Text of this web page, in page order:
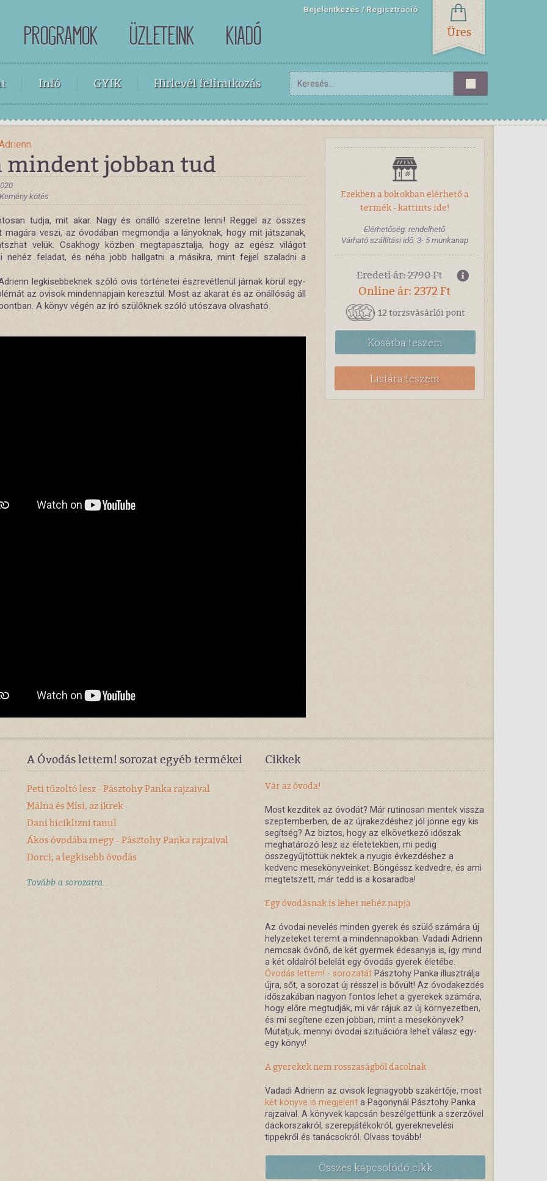
PROGRAMOK ÜZLETEINK KIADÓ
Bejelentkezés Regisztráció
Üres
Infó GYIK Hírlevél feliratkozás
mindent jobban tud
kötés
tudja, mit akar. Nagy és önálló szeretne lenni! Reggel az összes
magára veszi, az óvodában megmondja a lányoknak, hogy mit játszanak,
velük. Csakhogy közben megtapasztalja, hogy az egész világot
nehéz feladat, és néha jobb hallgatni a másikra, mint fejjel szaladni a
legkisebbeknek szóló ovis történetei észrevétlenül járnak körül egy-
az ovisok mindennapjain keresztül. Most az akarat és az önállóság áll
A könyv végén az író szülőknek szóló utószava olvasható.
Ezekben a boltokban elérhető a
termék - kattints ide!
Elérhetőség: rendelhető
Várható szállítási idő: 3- 5 munkanap
Eredeti ár: 2790 Ft
Online ár: 2372 Ft
12 törzsvásárlói pont
Kosárbateszem
Listára teszem
A Óvodás lettem! sorozat egyéb termékei
Peti tűzoltó lesz - Pásztohy Panka rajzaival
Málna és Misi, az ikrek
Dani biciklizni tanul
Ákos óvodába megy - Pásztohy Panka rajzaival
Dorci, a legkisebb óvodás
Tovább a sorozatra...
Cikkek
Vár az óvoda!
Most kezditek az óvodát? Már rutinosan mentek vissza
szeptemberben, de az újrakezdéshez jól jönne egy kis
segítség? Az biztos, hogy az elkövetkező időszak
meghatározó lesz az életetekben, mi pedig
összegyűjtöttük nektek a nyugis évkezdéshez a
kedvenc mesekönyveinket. Böngéssz kedvedre, és ami
megtetszett, már tedd is a kosaradba!
Egy óvodásnak is lehet nehéz napja
Az óvodai nevelés minden gyerek és szülő számára új
helyzeteket teremt a mindennapokban. Vadadi Adrienn
nemcsak óvónő, de két gyermek édesanyja is, így mind
a két oldalról belelát egy óvodás gyerek életébe.
Óvodás lettem! - sorozatát Pásztohy Panka illusztrálja
újra, sőt, a sorozat új résszel is bővült! Az óvodakezdés
időszakában nagyon fontos lehet a gyerekek számára,
hogy előre megtudják, mi vár rájuk az új környezetben,
és mi segítene ezen jobban, mint a mesekönyvek?
Mutatjuk, mennyi óvodai szituációra lehet válasz egy-
egy könyv!
A gyerekek nem rosszaságból dacolnak
Vadadi Adrienn az ovisok legnagyobb szakértője, most
két könyve is megjelent a Pagonynál Pásztohy Panka
rajzaival. A könyvek kapcsán beszélgettünk a szerzővel
dackorszakról, szerepjátékokról, gyereknevelési
tippekről és tanácsokról. Olvass tovább!
Összes kapcsolódó cikk